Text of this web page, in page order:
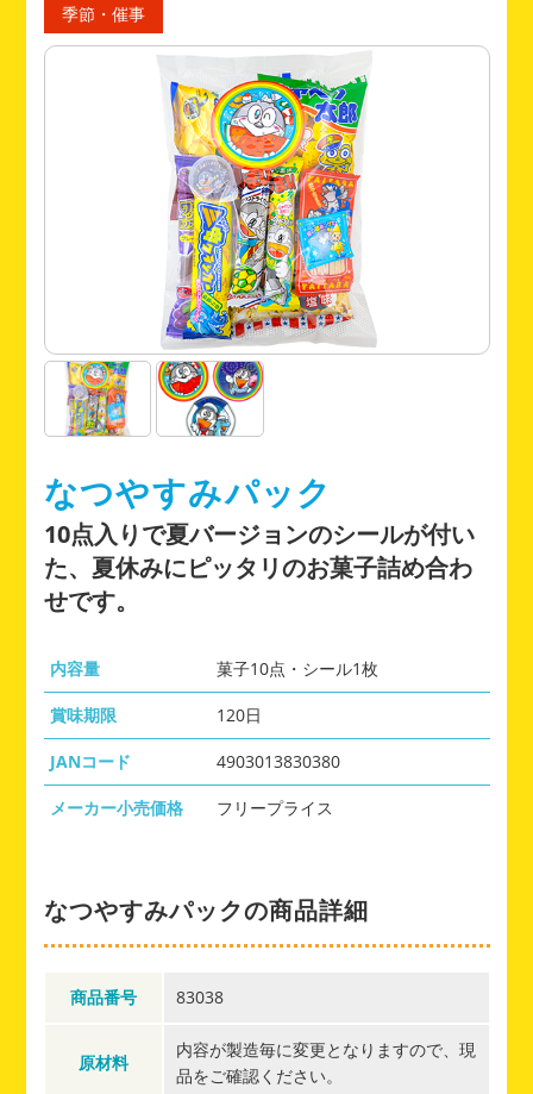
季節・催事
なつやすみパック
10点入りで夏バージョンのシールが付い
た、夏休みにピッタリのお菓子詰め合わ
せです。
内容量 菓子10点・シール1枚
賞味期限 120日
JANコード 4903013830380
メーカー小売価格 フリープライス
なつやすみパックの商品詳細
商品番号 83038
原材料
内容が製造毎に変更となりますので、現
品をご確認ください。